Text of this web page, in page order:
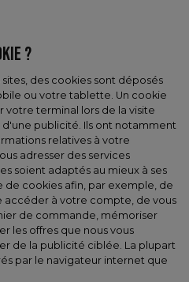
?
des cookies sont déposés
ou votre tablette. Un cookie
votre terminal lors de la visite
publicité. Ils ont notamment
relatives à votre
adresser des services
soient adaptés au mieux à ses
de cookies afin, par exemple, de
accéder à votre compte, de vous
de commande, mémoriser
les offres que nous vous
de la publicité ciblée. La plupart
par le navigateur internet que